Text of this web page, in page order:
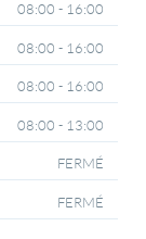
08:00 - 16:00
08:00 - 16:00
08:00 - 16:00
08:00 - 13:00
FERMÉ
FERMÉ